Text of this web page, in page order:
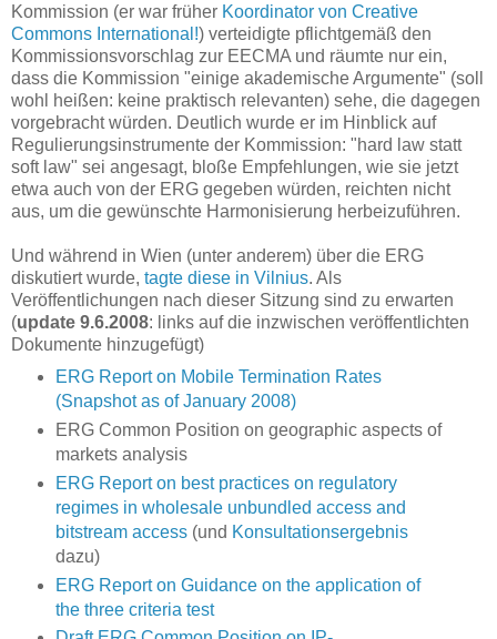
Kommission (er war früher Koordinator von Creative
Commons International!) verteidigte pflichtgemäß den
Kommissionsvorschlag zur EECMA und räumte nur ein,
dass die Kommission "einige akademische Argumente" (soll
wohl heißen: keine praktisch relevanten) sehe, die dagegen
vorgebracht würden. Deutlich wurde er im Hinblick auf
Regulierungsinstrumente der Kommission: "hard law statt
soft law" sei angesagt, bloße Empfehlungen, wie sie jetzt
etwa auch von der ERG gegeben würden, reichten nicht
aus, um die gewünschte Harmonisierung herbeizuführen.
Und während in Wien (unter anderem) über die ERG
diskutiert wurde, tagte diese in Vilnius. Als
Veröffentlichungen nach dieser Sitzung sind zu erwarten
(update 9.6.2008: links auf die inzwischen veröffentlichten
Dokumente hinzugefügt)
ERG Report on Mobile Termination Rates
(Snapshot as of January 2008)
ERG Common Position on geographic aspects of
markets analysis
ERG Report on best practices on regulatory
regimes in wholesale unbundled access and
bitstream access (und Konsultationsergebnis
dazu)
ERG Report on Guidance on the application of
the three criteria test